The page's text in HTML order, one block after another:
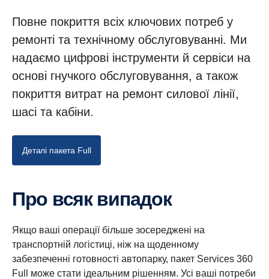
Повне покриття всіх ключових потреб у
ремонті та технічному обслуговуванні. Ми
надаємо цифрові інструменти й сервіси на
основі гнучкого обслуговування, а також
покриття витрат на ремонт силової лінії,
шасі та кабіни.
Деталі пакета Full
Про всяк випадок
Якщо ваші операції більше зосереджені на
транспортній логістиці, ніж на щоденному
забезпеченні готовності автопарку, пакет Services 360
Full може стати ідеальним рішенням. Усі ваші потреби